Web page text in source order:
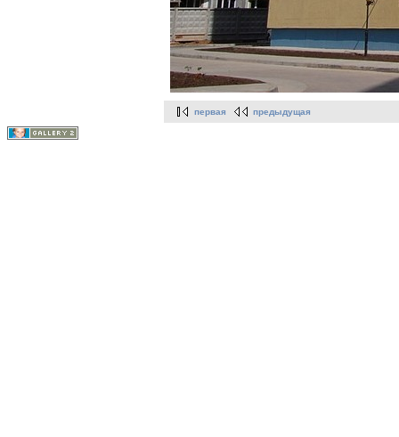
первая предыдущая